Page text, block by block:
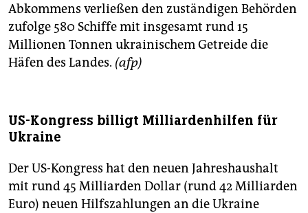
Abkommens verließen den zuständigen Behörden
zufolge 580 Schiffe mit insgesamt rund 15
Millionen Tonnen ukrainischem Getreide die
Häfen des Landes. (afp)
US-Kongress billigt Milliardenhilfen für
Ukraine
Der US-Kongress hat den neuen Jahreshaushalt
mit rund 45 Milliarden Dollar (rund 42 Milliarden
Euro) neuen Hilfszahlungen an die Ukraine